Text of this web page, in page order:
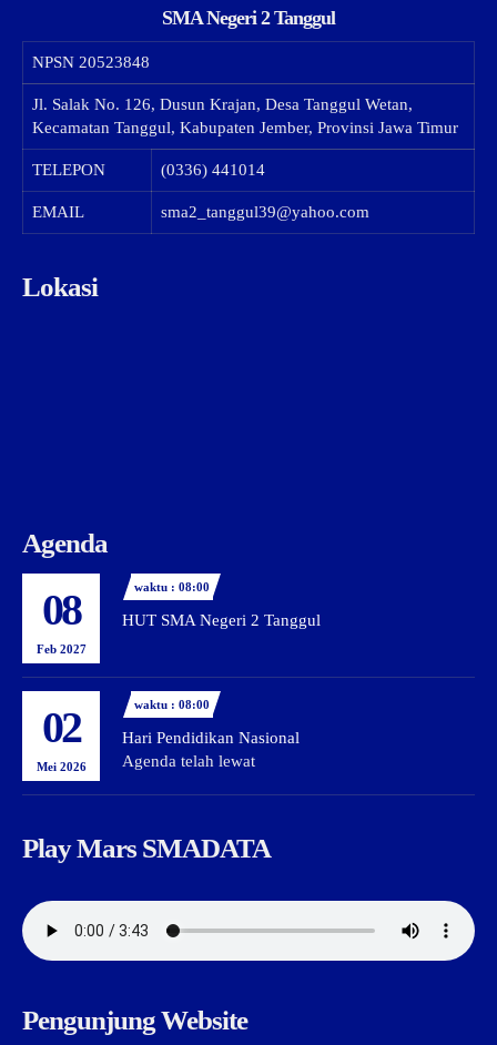
SMA Negeri 2 Tanggul
NPSN 20523848
Jl. Salak No. 126, Dusun Krajan, Desa Tanggul Wetan,
Kecamatan Tanggul, Kabupaten Jember, Provinsi Jawa Timur
TELEPON (0336) 441014
EMAIL sma2_tanggul39@yahoo.com
Lokasi
Agenda
08
Feb 2027
waktu : 08:00
HUT SMA Negeri 2 Tanggul
02
Mei 2026
waktu : 08:00
Hari Pendidikan Nasional
Agenda telah lewat
Play Mars SMADATA
Pengunjung Website